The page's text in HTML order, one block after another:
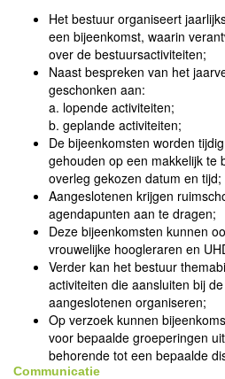
Het bestuur organiseert
een bijeenkomst, waarin
over de bestuursactiviteiten;
Naast bespreken van het
geschonken aan:
a. lopende activiteiten;
b. geplande activiteiten;
De bijeenkomsten worden
gehouden op een makkelijk te
overleg gekozen datum en tijd;
Aangeslotenen krijgen
agendapunten aan te dragen;
Deze bijeenkomsten kunnen
vrouwelijke hoogleraren en
Verder kan het bestuur
activiteiten die aansluiten bij
aangeslotenen organiseren;
Op verzoek kunnen
voor bepaalde groeperingen
behorende tot een bepaalde
Communicatie